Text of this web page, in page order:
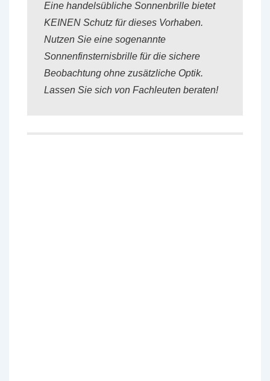
Eine handelsübliche Sonnenbrille bietet
KEINEN Schutz für dieses Vorhaben.
Nutzen Sie eine sogenannte
Sonnenfinsternisbrille für die sichere
Beobachtung ohne zusätzliche Optik.
Lassen Sie sich von Fachleuten beraten!